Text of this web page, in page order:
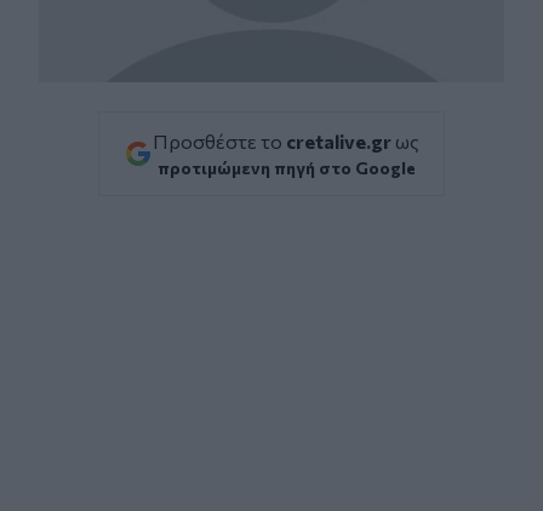
Προσθέστε το cretalive.gr ως
προτιμώμενη πηγή στο Google